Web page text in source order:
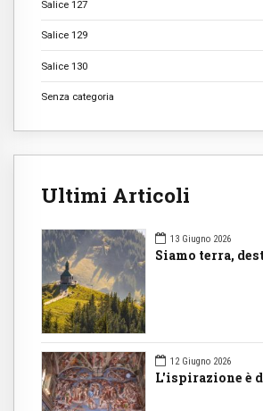
Salice 127
Salice 129
Salice 130
Senza categoria
Ultimi Articoli
13 Giugno 2026
Siamo terra,
12 Giugno 2026
L'ispirazione è